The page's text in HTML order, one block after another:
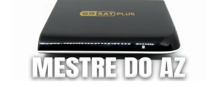
16/04/2026